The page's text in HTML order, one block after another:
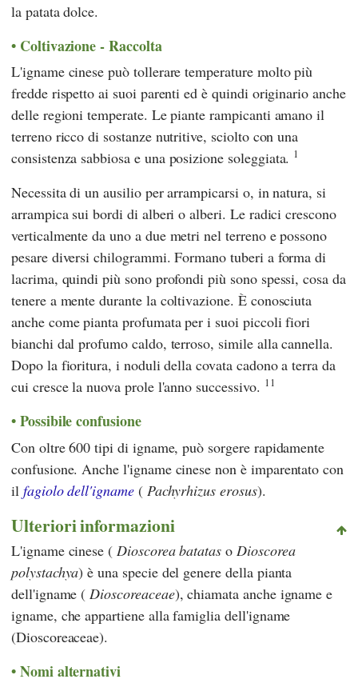
la patata dolce.
Coltivazione - Raccolta
L'igname cinese può tollerare temperature molto più
fredde rispetto ai suoi parenti ed è quindi originario anche
delle regioni temperate. Le piante rampicanti amano il
terreno ricco di sostanze nutritive, sciolto con una
consistenza sabbiosa e una posizione soleggiata. 1
Necessita di un ausilio per arrampicarsi o, in natura, si
arrampica sui bordi di alberi o alberi. Le radici crescono
verticalmente da uno a due metri nel terreno e possono
pesare diversi chilogrammi. Formano tuberi a forma di
lacrima, quindi più sono profondi più sono spessi, cosa da
tenere a mente durante la coltivazione. È conosciuta
anche come pianta profumata per i suoi piccoli fiori
bianchi dal profumo caldo, terroso, simile alla cannella.
Dopo la fioritura, i noduli della covata cadono a terra da
cui cresce la nuova prole l'anno successivo. 11
Possibile confusione
Con oltre 600 tipi di igname, può sorgere rapidamente
confusione. Anche l'igname cinese non è imparentato con
il fagiolo dell'igname( Pachyrhizus erosus).
Ulteriori informazioni
L'igname cinese (Dioscorea batatas o Dioscorea
polystachya) è una specie del genere della pianta
dell'igname (Dioscoreaceae), chiamata anche igname e
igname, che appartiene alla famiglia dell'igname
(Dioscoreaceae).
Nomi alternativi